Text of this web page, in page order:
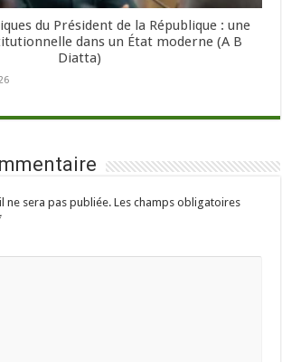
du Président de la République : une
dans un État moderne (A B
Diatta)
ne sera pas publiée. Les champs obligatoires